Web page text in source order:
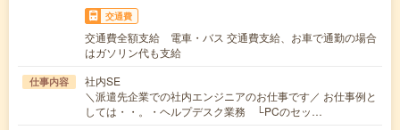
交通費
交通費全額支給 電車・バス 交通費支給、お車で通勤の場合
はガソリン代も支給
仕事内容
社内SE
＼派遣先企業での社内エンジニアのお仕事です／ お仕事例と
しては・・。・ヘルプデスク業務 └PCのセッ…